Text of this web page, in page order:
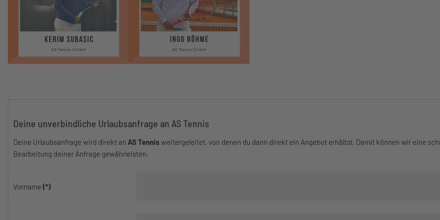
Deine unverbindliche Urlaubsanfrage an AS Tennis
Deine Urlaubsanfrage wird direkt an AS Tennis weitergeleitet, von denen du dann direkt ein Angebot erhältst. Damit können wir eine
Bearbeitung deiner Anfrage gewährleisten.
Vorname (*)